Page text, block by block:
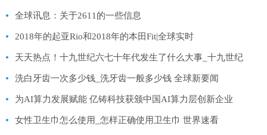
全球讯息：关于2611的一些信息
2018年的起亚Rio和2018年的本田Fit|全球实时
天天热点！十九世纪六七十年代发生了什么大事_十九世纪
洗白牙齿一次多少钱_洗牙齿一般多少钱 全球新要闻
为AI算力发展赋能 亿铸科技获颁中国AI算力层创新企业
女性卫生巾怎么使用_怎样正确使用卫生巾 世界速看